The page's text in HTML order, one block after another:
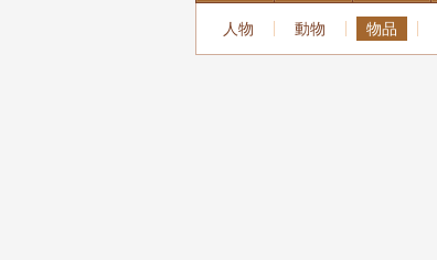
人物 動物 物品